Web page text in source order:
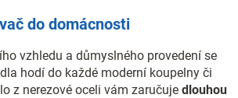
do domácnosti
vzhledu a důmyslného provedení se
hodí do každé moderní koupelny či
z nerezové oceli vám zaručuje dlouhou